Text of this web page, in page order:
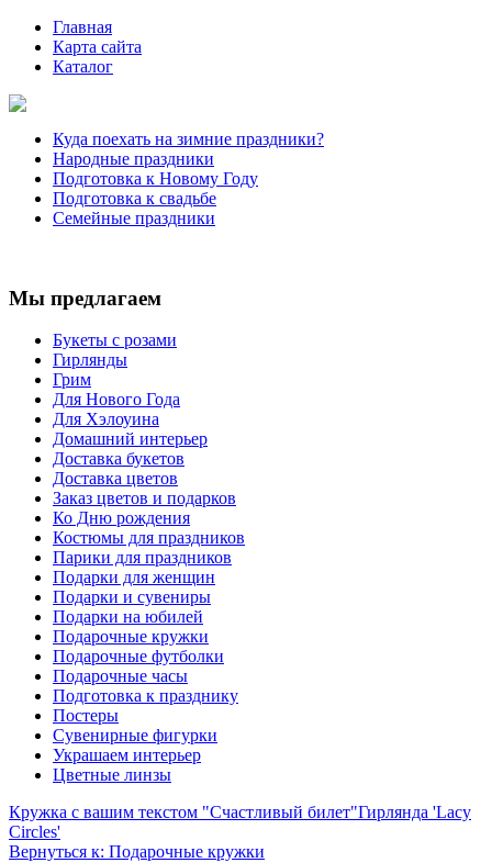
Главная
Карта сайта
Каталог
Куда поехать на зимние праздники?
Народные праздники
Подготовка к Новому Году
Подготовка к свадьбе
Семейные праздники
Мы предлагаем
Букеты с розами
Гирлянды
Грим
Для Нового Года
Для Хэлоуина
Домашний интерьер
Доставка букетов
Доставка цветов
Заказ цветов и подарков
Ко Дню рождения
Костюмы для праздников
Парики для праздников
Подарки для женщин
Подарки и сувениры
Подарки на юбилей
Подарочные кружки
Подарочные футболки
Подарочные часы
Подготовка к празднику
Постеры
Сувенирные фигурки
Украшаем интерьер
Цветные линзы
Кружка с вашим текстом "Счастливый билет"Гирлянда 'Lacy
Circles'
Вернуться к: Подарочные кружки